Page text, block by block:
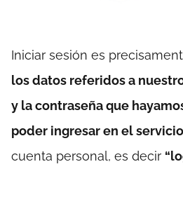
Iniciar sesión es
los datos referidos a
y la contraseña que
poder ingresar en el servicio
cuenta personal, es decir